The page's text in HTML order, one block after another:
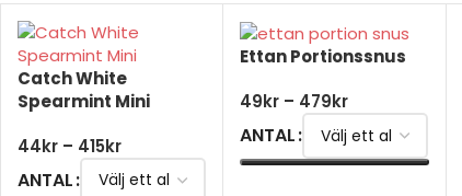
Catch White
Spearmint Mini
44kr – 415kr
ANTAL
Ettan Portionssnus
49kr – 479kr
ANTAL